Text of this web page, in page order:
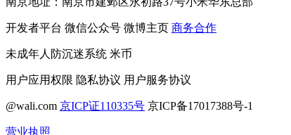
开发者平台 微信公众号 微博主页 商务合作
未成年人防沉迷系统 米币
用户应用权限 隐私协议 用户服务协议
@wali.com 京ICP证110335号 京ICP备17017388号-1
营业执照